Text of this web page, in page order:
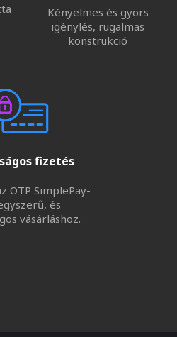
Kényelmes és gyors
igénylés, rugalmas
konstrukció
fizetés
OTP SimplePay-
és
vásárláshoz.